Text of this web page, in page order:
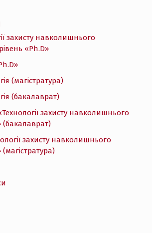
захисту навколишнього
«Ph.D»
(магістратура)
(бакалаврат)
захисту навколишнього
захисту навколишнього